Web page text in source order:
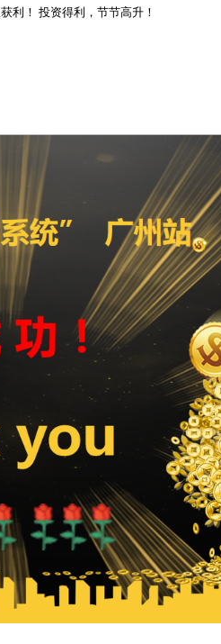
利！ 投资得利，节节高升！